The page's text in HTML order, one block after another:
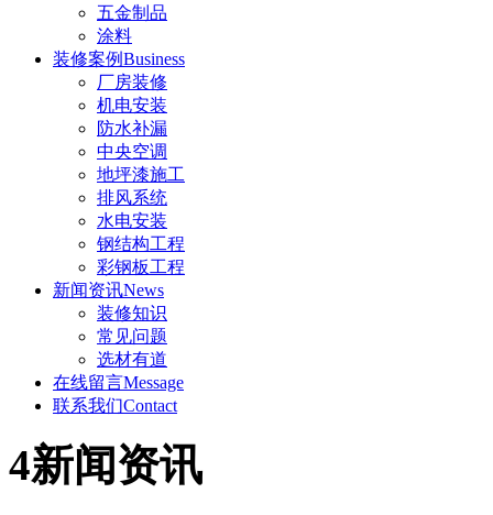
五金制品
涂料
装修案例Business
厂房装修
机电安装
防水补漏
中央空调
地坪漆施工
排风系统
水电安装
钢结构工程
彩钢板工程
新闻资讯News
装修知识
常见问题
选材有道
在线留言Message
联系我们Contact
4新闻资讯